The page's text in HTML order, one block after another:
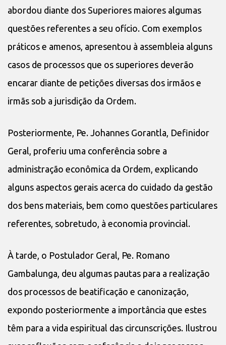
abordou diante dos Superiores maiores algumas
questões referentes a seu ofício. Com exemplos
práticos e amenos, apresentou à assembleia alguns
casos de processos que os superiores deverão
encarar diante de petições diversas dos irmãos e
irmãs sob a jurisdição da Ordem.
Posteriormente, Pe. Johannes Gorantla, Definidor
Geral, proferiu uma conferência sobre a
administração econômica da Ordem, explicando
alguns aspectos gerais acerca do cuidado da gestão
dos bens materiais, bem como questões particulares
referentes, sobretudo, à economia provincial.
À tarde, o Postulador Geral, Pe. Romano
Gambalunga, deu algumas pautas para a realização
dos processos de beatificação e canonização,
expondo posteriormente a importância que estes
têm para a vida espiritual das circunscrições. Ilustrou